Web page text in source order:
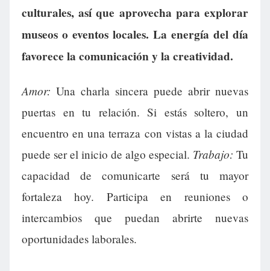
culturales, así que aprovecha para explorar
museos o eventos locales. La energía del día
favorece la comunicación y la creatividad.
Amor: Una charla sincera puede abrir nuevas
puertas en tu relación. Si estás soltero, un
encuentro en una terraza con vistas a la ciudad
puede ser el inicio de algo especial. Trabajo: Tu
capacidad de comunicarte será tu mayor
fortaleza hoy. Participa en reuniones o
intercambios que puedan abrirte nuevas
oportunidades laborales.